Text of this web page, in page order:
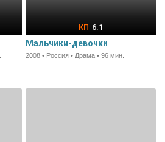
6.1
Мальчики-девочки
2008 • Россия • Драма • 96 мин.